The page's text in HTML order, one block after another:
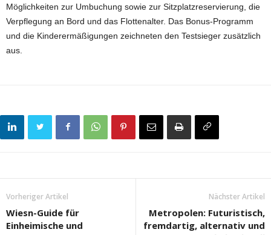
Möglichkeiten zur Umbuchung sowie zur Sitzplatzreservierung, die
Verpflegung an Bord und das Flottenalter. Das Bonus-Programm
und die Kinderermäßigungen zeichneten den Testsieger zusätzlich
aus.
Vorheriger Artikel
Wiesn-Guide für
Einheimische und
Nächster Artikel
Metropolen: Futuristisch,
fremdartig, alternativ und